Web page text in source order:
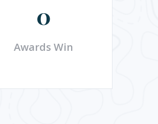
0
Awards Win